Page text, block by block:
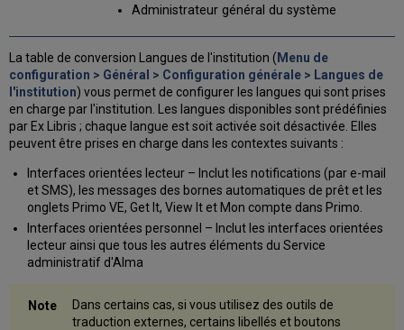
Administrateur général du système
La table de conversion Langues de l'institution ( Menu de
configuration > Général > Configuration générale > Langues de
l'institution) vous permet de configurer les langues qui sont prises
en charge par l'institution. Les langues disponibles sont prédéfinies
par Ex Libris ; chaque langue est soit activée soit désactivée. Elles
peuvent être prises en charge dans les contextes suivants :
Interfaces orientées lecteur – Inclut les notifications (par e-mail
et SMS), les messages des bornes automatiques de prêt et les
onglets Primo VE, Get It, View It et Mon compte dans Primo.
Interfaces orientées personnel – Inclut les interfaces orientées
lecteur ainsi que tous les autres éléments du Service
administratif d'Alma
Dans certains cas, si vous utilisez des outils de
traduction externes, certains libellés et boutons